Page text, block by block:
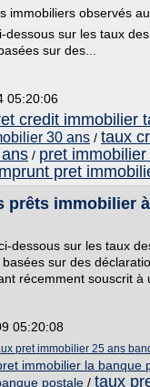
immobiliers observés
dessous sur les taux
sur des...
05:20:06
credit immobilier
30 ans / taux
/ pret
pret
prêts immobilier
dessous sur les taux
sur des
récemment souscrit à
05:20:08
pret immobilier 25 ans
immobilier la banque
postale / taux